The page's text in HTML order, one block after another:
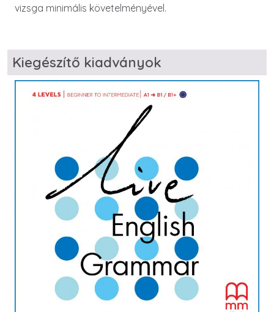
vizsga minimális követelményével.
Kiegészítő kiadványok